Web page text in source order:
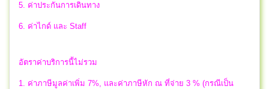
5. ค่าประกันการเดินทาง
6. ค่าไกด์ และ Staff
อัตราค่าบริการนี้ไม่รวม
1. ค่าภาษีมูลค่าเพิ่ม 7%, และค่าภาษีหัก ณ ที่จ่าย 3 % (กรณีเป็น